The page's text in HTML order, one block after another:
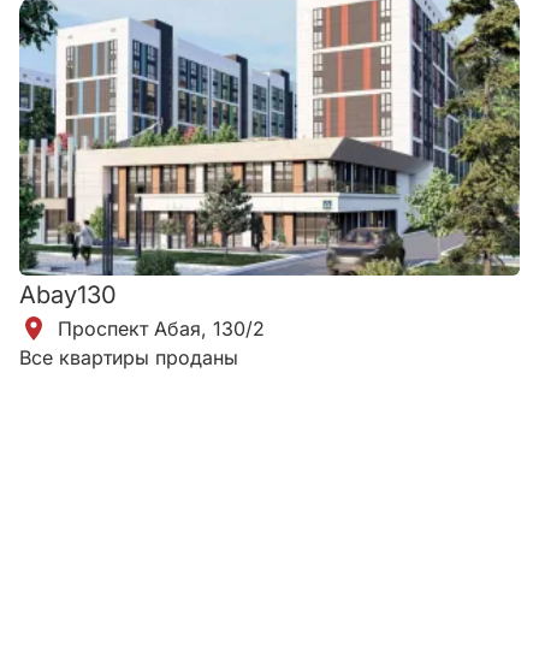
Abay130
Проспект Абая, 130/2
Все квартиры проданы